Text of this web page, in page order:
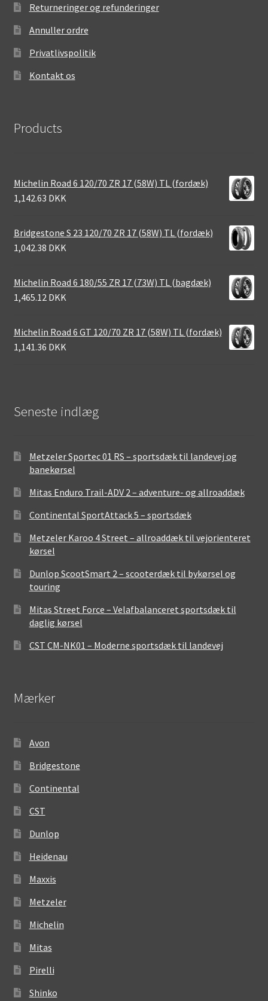
Returneringer og refunderinger
Annuller ordre
Privatlivspolitik
Kontakt os
Products
Michelin Road 6 120/70 ZR 17 (58W) TL (fordæk)
1,142.63 DKK
Bridgestone S 23 120/70 ZR 17 (58W) TL (fordæk)
1,042.38 DKK
Michelin Road 6 180/55 ZR 17 (73W) TL (bagdæk)
1,465.12 DKK
Michelin Road 6 GT 120/70 ZR 17 (58W) TL (fordæk)
1,141.36 DKK
Seneste indlæg
Metzeler Sportec 01 RS – sportsdæk til landevej og
banekørsel
Mitas Enduro Trail-ADV 2 – adventure- og allroaddæk
Continental SportAttack 5 – sportsdæk
Metzeler Karoo 4 Street – allroaddæk til vejorienteret
kørsel
Dunlop ScootSmart 2 – scooterdæk til bykørsel og
touring
Mitas Street Force – Velafbalanceret sportsdæk til
daglig kørsel
CST CM-NK01 – Moderne sportsdæk til landevej
Mærker
Avon
Bridgestone
Continental
CST
Dunlop
Heidenau
Maxxis
Metzeler
Michelin
Mitas
Pirelli
Shinko